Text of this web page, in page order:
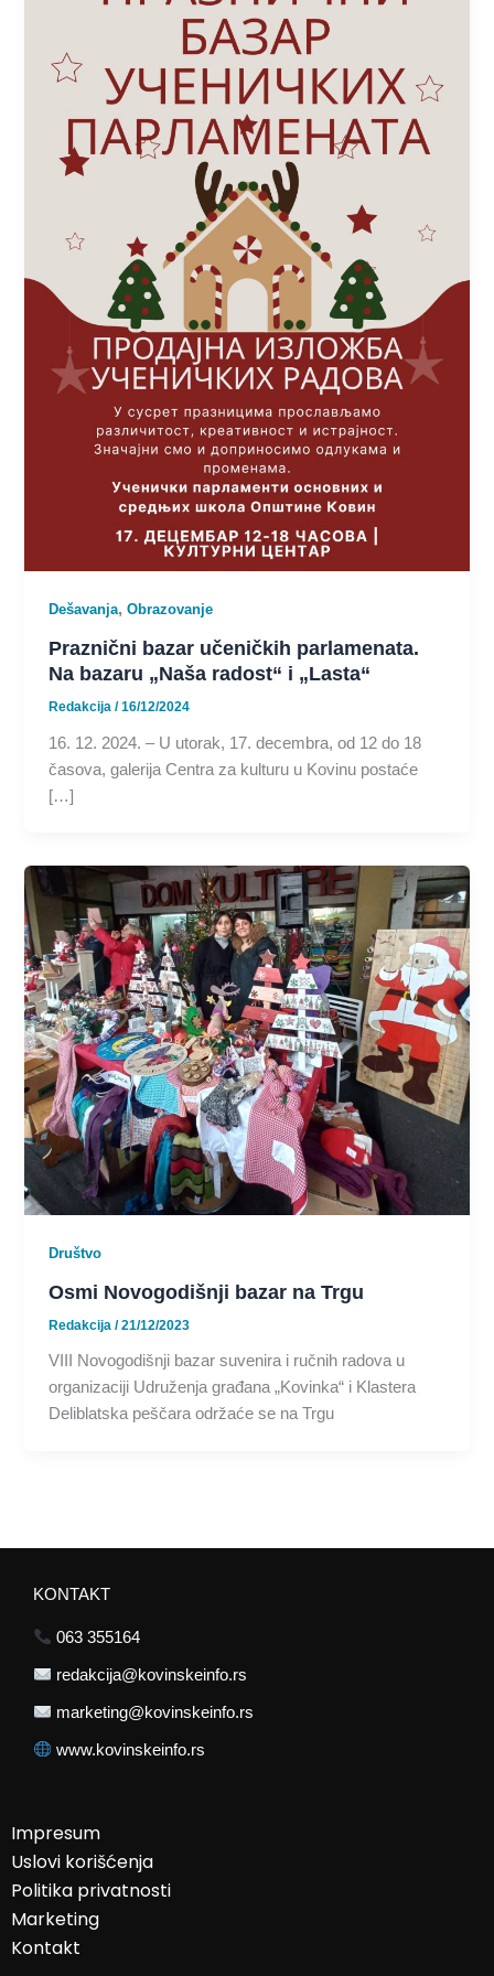
Dešavanja,Obrazovanje
Praznični bazar učeničkih parlamenata.
Na bazaru „Naša radost“ i „Lasta“
Redakcija/16/12/2024
16. 12. 2024. – U utorak, 17. decembra, od 12 do 18
časova, galerija Centra za kulturu u Kovinu postaće
[…]
Društvo
Osmi Novogodišnji bazar na Trgu
Redakcija/21/12/2023
VIII Novogodišnji bazar suvenira i ručnih radova u
organizaciji Udruženja građana „Kovinka“ i Klastera
Deliblatska peščara održaće se na Trgu
KONTAKT
063 355164
redakcija@kovinskeinfo.rs
marketing@kovinskeinfo.rs
www.kovinskeinfo.rs
Impresum
Uslovi korišćenja
Politika privatnosti
Marketing
Kontakt